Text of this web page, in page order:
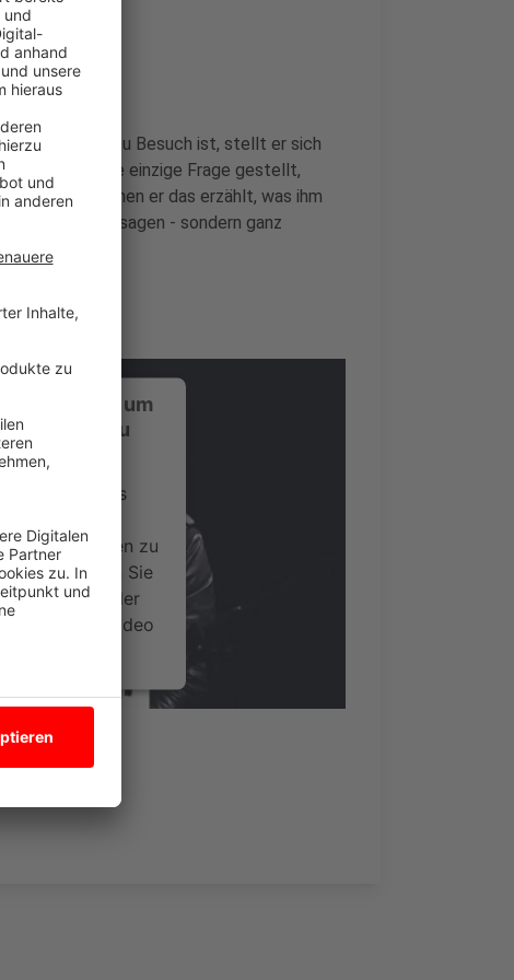
bei uns zu Besuch ist, stellt er sich
wird keine einzige Frage gestellt,
zu denen er das erzählt, was ihm
- sondern ganz
um
Service zu
Service eines
kann Daten zu
Bitte lesen Sie
Sie der
um dieses Video
Management